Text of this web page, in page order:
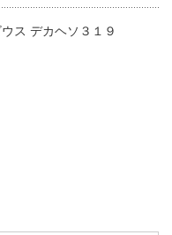
ス デカヘソ３１９